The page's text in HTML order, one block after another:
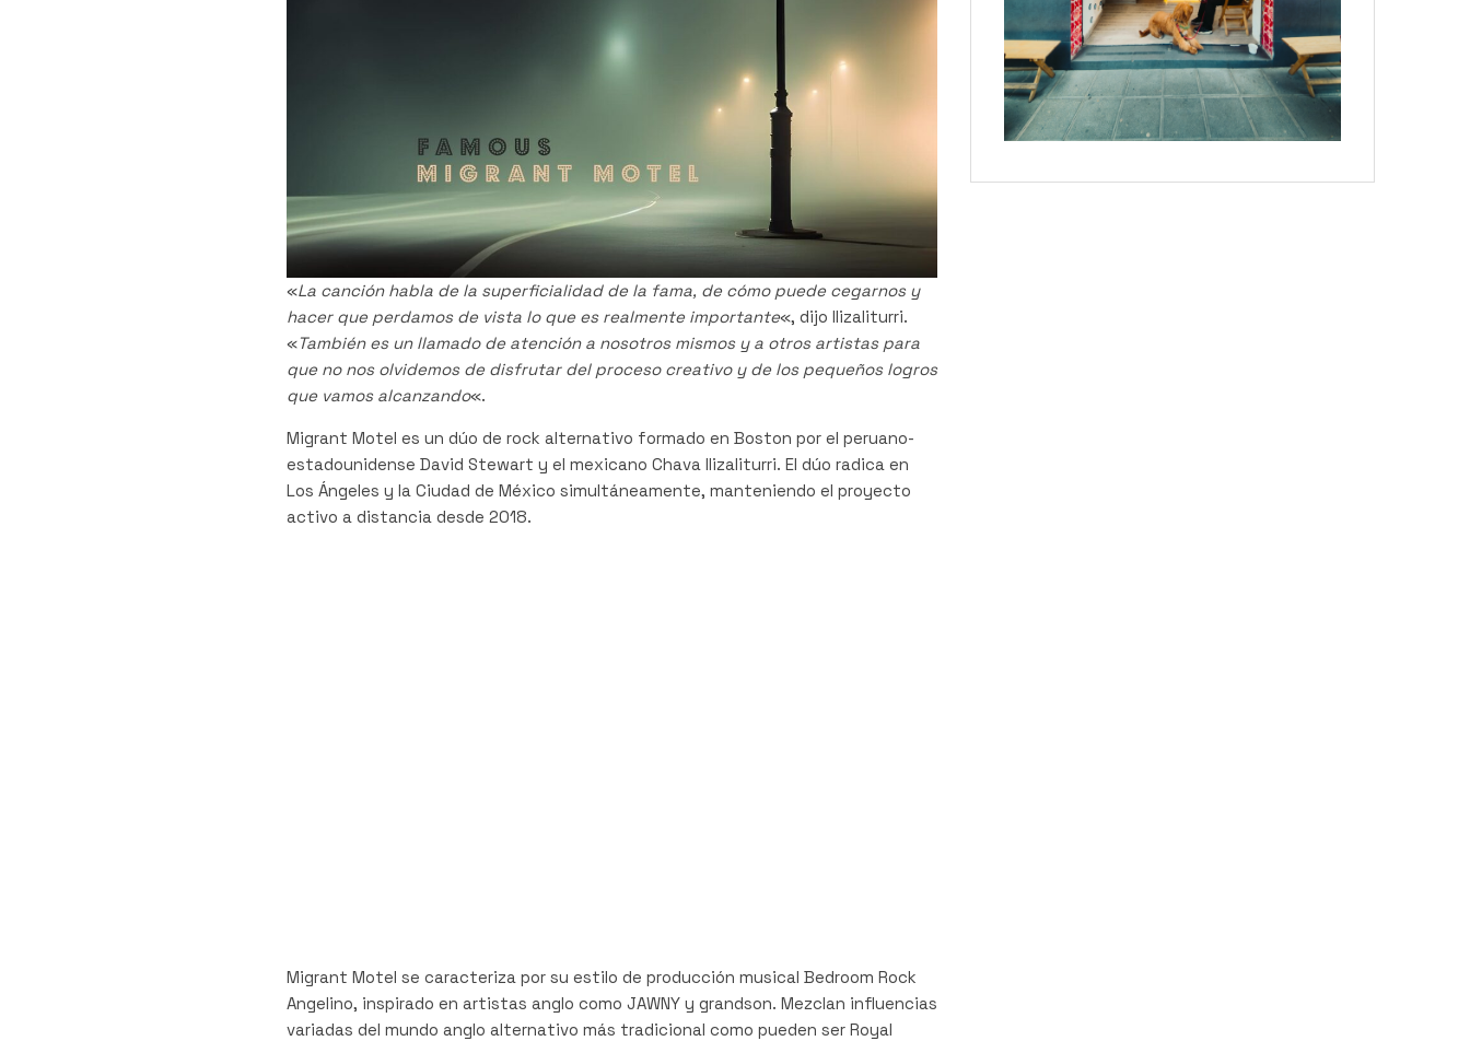
«La canción habla de la superficialidad de la fama, de cómo puede cegarnos y
hacer que perdamos de vista lo que es realmente importante«, dijo Ilizaliturri.
«También es un llamado de atención a nosotros mismos y a otros artistas para
que no nos olvidemos de disfrutar del proceso creativo y de los pequeños logros
que vamos alcanzando«.
Migrant Motel es un dúo de rock alternativo formado en Boston por el peruano-
estadounidense David Stewart y el mexicano Chava Ilizaliturri. El dúo radica en
Los Ángeles y la Ciudad de México simultáneamente, manteniendo el proyecto
activo a distancia desde 2018.
Migrant Motel se caracteriza por su estilo de producción musical Bedroom Rock
Angelino, inspirado en artistas anglo como JAWNY y grandson. Mezclan influencias
variadas del mundo anglo alternativo más tradicional como pueden ser Royal